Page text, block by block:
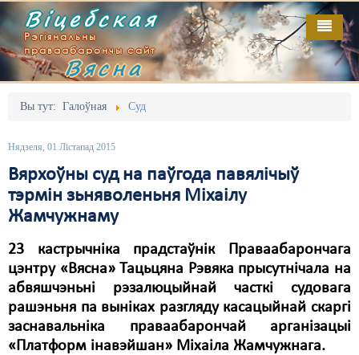
Віцебская
Рэгіянальны
праваабарончы сайт
Вясна
Вы тут: Галоўная Суд
Нядзеля, 01 Лістапад 2015
Вярхоўны суд на паўгода павялічыў
тэрмін зьняволеньня Міхаілу
Жамчужнаму
23 кастрычніка прадстаўнік Праваабарончага
цэнтру «Вясна» Тацьцяна Рэвяка прысутнічала на
абвяшчэньні рэзалюцыйнай часткі судовага
рашэньня па выніках разгляду касацыйнай скаргі
заснавальніка праваабарончай арганізацыі
«Платформ інавэйшан» Міхаіла Жамчужнага.
Галоўная
Адміністрацыйны перасьлед
Безбар'ернае асяродзьдзе
Выбары
Дзяржава
Затрыманьні
Выданьні
Кантакт
Пра нас